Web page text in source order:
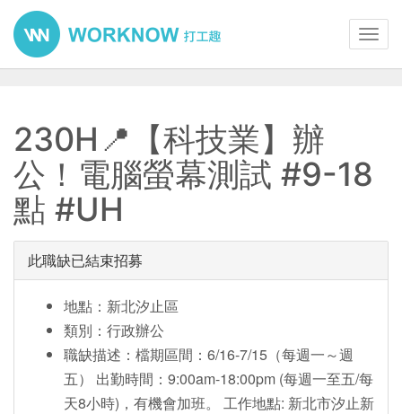
230H📍【科技業】辦
公！電腦螢幕測試 #9-18
點 #UH
此職缺已結束招募
地點：新北汐止區
類別：行政辦公
職缺描述：檔期區間：6/16-7/15（每週一～週
五） 出勤時間：9:00am-18:00pm (每週一至五/每
天8小時)，有機會加班。 工作地點: 新北市汐止新